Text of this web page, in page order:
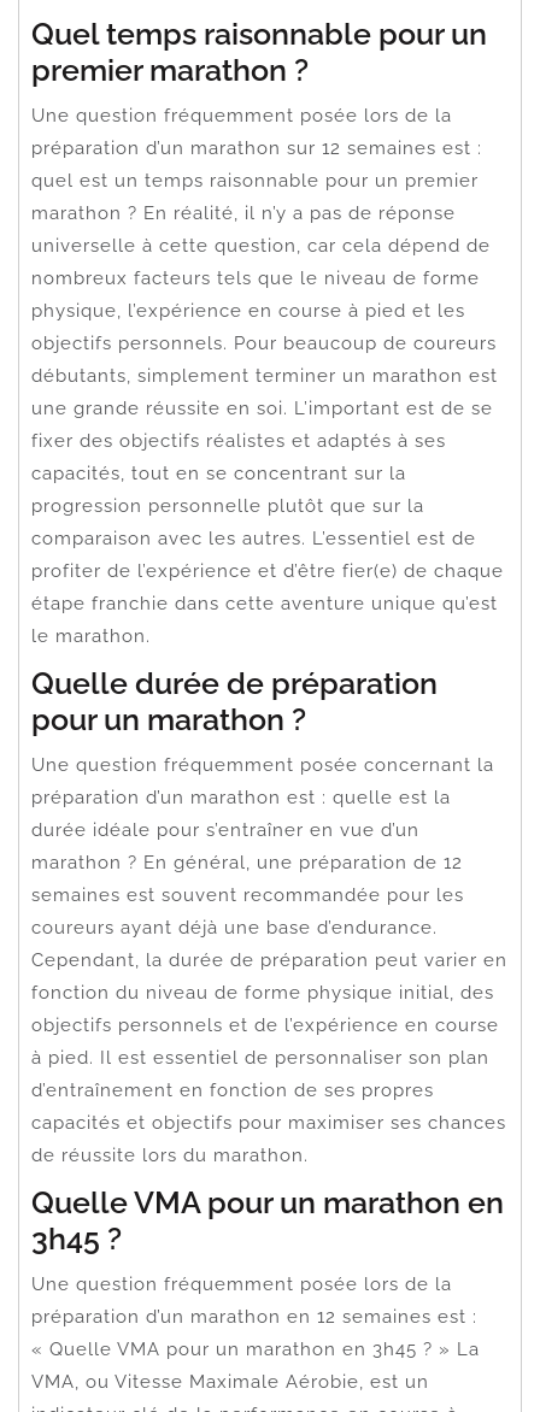
Quel temps raisonnable pour un
premier marathon ?
Une question fréquemment posée lors de la
préparation d’un marathon sur 12 semaines est :
quel est un temps raisonnable pour un premier
marathon ? En réalité, il n’y a pas de réponse
universelle à cette question, car cela dépend de
nombreux facteurs tels que le niveau de forme
physique, l’expérience en course à pied et les
objectifs personnels. Pour beaucoup de coureurs
débutants, simplement terminer un marathon est
une grande réussite en soi. L’important est de se
fixer des objectifs réalistes et adaptés à ses
capacités, tout en se concentrant sur la
progression personnelle plutôt que sur la
comparaison avec les autres. L’essentiel est de
profiter de l’expérience et d’être fier(e) de chaque
étape franchie dans cette aventure unique qu’est
le marathon.
Quelle durée de préparation
pour un marathon ?
Une question fréquemment posée concernant la
préparation d’un marathon est : quelle est la
durée idéale pour s’entraîner en vue d’un
marathon ? En général, une préparation de 12
semaines est souvent recommandée pour les
coureurs ayant déjà une base d’endurance.
Cependant, la durée de préparation peut varier en
fonction du niveau de forme physique initial, des
objectifs personnels et de l’expérience en course
à pied. Il est essentiel de personnaliser son plan
d’entraînement en fonction de ses propres
capacités et objectifs pour maximiser ses chances
de réussite lors du marathon.
Quelle VMA pour un marathon en
3h45 ?
Une question fréquemment posée lors de la
préparation d’un marathon en 12 semaines est :
« Quelle VMA pour un marathon en 3h45 ? » La
VMA, ou Vitesse Maximale Aérobie, est un